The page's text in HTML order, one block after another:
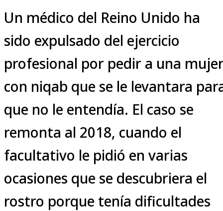
Un médico del Reino Unido ha
sido expulsado del ejercicio
profesional por pedir a una
con niqab que se le levantara
que no le entendía. El caso se
remonta al 2018, cuando el
facultativo le pidió en varias
ocasiones que se descubriera el
rostro porque tenía dificultades